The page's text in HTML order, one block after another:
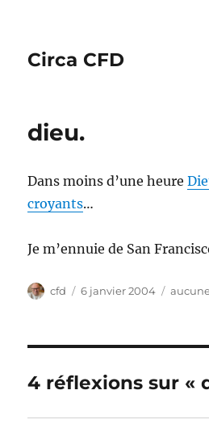
Circa CFD
dieu.
Dans moins d’une heure
croyants…
Je m’ennuie de San
Auteur
cfd
Publié
6 janvier 2004
4 réflexions sur «